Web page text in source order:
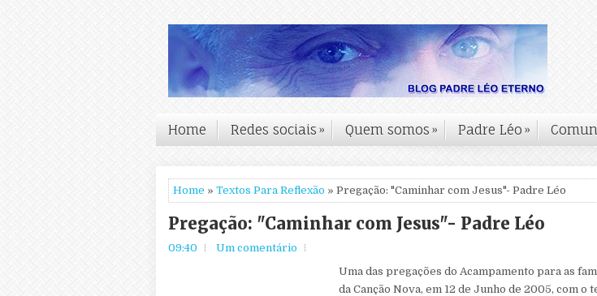
Home Redes sociais » Quem somos » Padre Léo »
Home » Textos Para Reflexão » Pregação: "Caminhar com Jesus"- Padre Léo
Pregação: "Caminhar com Jesus"- Padre Léo
09:40
Um comentário
Uma das pregações do Acampamento para as
da Canção Nova, em 12 de Junho de 2005, com o